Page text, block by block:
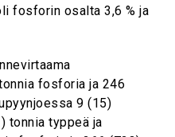
fosforin osalta 3,6 % ja
fosforia ja 246
9 (15)
tonnia typpeä ja